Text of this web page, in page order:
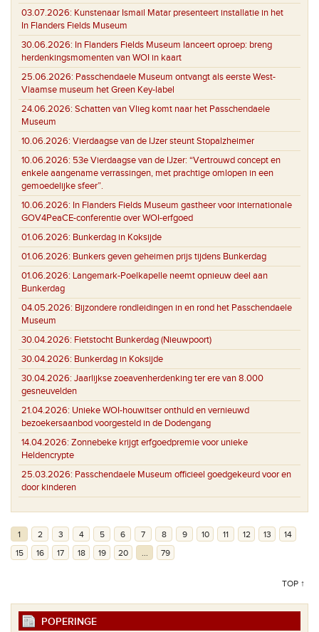
03.07.2026: Kunstenaar Ismail Matar presenteert installatie in het
In Flanders Fields Museum
30.06.2026: In Flanders Fields Museum lanceert oproep: breng
herdenkingsmomenten van WOI in kaart
25.06.2026: Passchendaele Museum ontvangt als eerste West-
Vlaamse museum het Green Key-label
24.06.2026: Schatten van Vlieg komt naar het Passchendaele
Museum
10.06.2026: Vierdaagse van de IJzer steunt Stopalzheimer
10.06.2026: 53e Vierdaagse van de IJzer: “Vertrouwd concept en
enkele aangename verrassingen, met prachtige omlopen in een
gemoedelijke sfeer”.
10.06.2026: In Flanders Fields Museum gastheer voor internationale
GOV4PeaCE-conferentie over WOI-erfgoed
01.06.2026: Bunkerdag in Koksijde
01.06.2026: Bunkers geven geheimen prijs tijdens Bunkerdag
01.06.2026: Langemark-Poelkapelle neemt opnieuw deel aan
Bunkerdag
04.05.2026: Bijzondere rondleidingen in en rond het Passchendaele
Museum
30.04.2026: Fietstocht Bunkerdag (Nieuwpoort)
30.04.2026: Bunkerdag in Koksijde
30.04.2026: Jaarlijkse zoeavenherdenking ter ere van 8.000
gesneuvelden
21.04.2026: Unieke WOI-houwitser onthuld en vernieuwd
bezoekersaanbod voorgesteld in de Dodengang
14.04.2026: Zonnebeke krijgt erfgoedpremie voor unieke
Heldencrypte
25.03.2026: Passchendaele Museum officieel goedgekeurd voor en
door kinderen
1 2 3 4 5 6 7 8 9 10 11 12 13
14
15
16 17 18 19 20 79
TOP ↑
POPERINGE